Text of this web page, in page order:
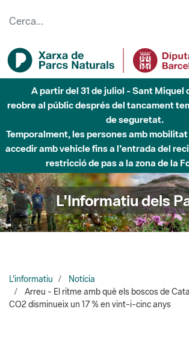
6 d'agost - Parc Fluvial Besòs -
d'Alerta del Parc Fluvial del Besòs per
Tancats els accessos al
L'Informatiu dels
L'informatiu
Notícia
Arreu - El ritme amb què els boscos de
Xarxa de Parcs NaturalsSegon l'informe